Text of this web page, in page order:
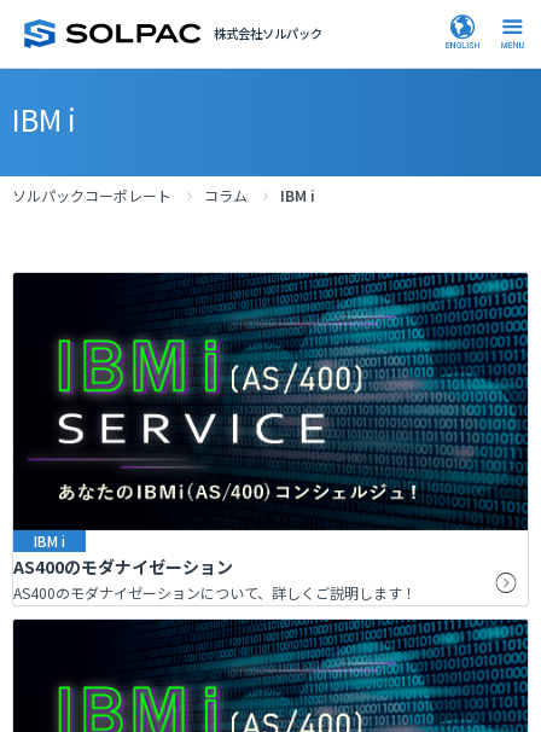
株式会社ソルパック
IBM i
ソルパックコーポレート コラム IBM i
IBM i
AS400のモダナイゼーション
AS400のモダナイゼーションについて、詳しくご説明します！